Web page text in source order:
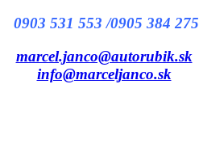
0903 531 553 /0905 384 275
marcel.janco@autorubik.sk
info@marceljanco.sk